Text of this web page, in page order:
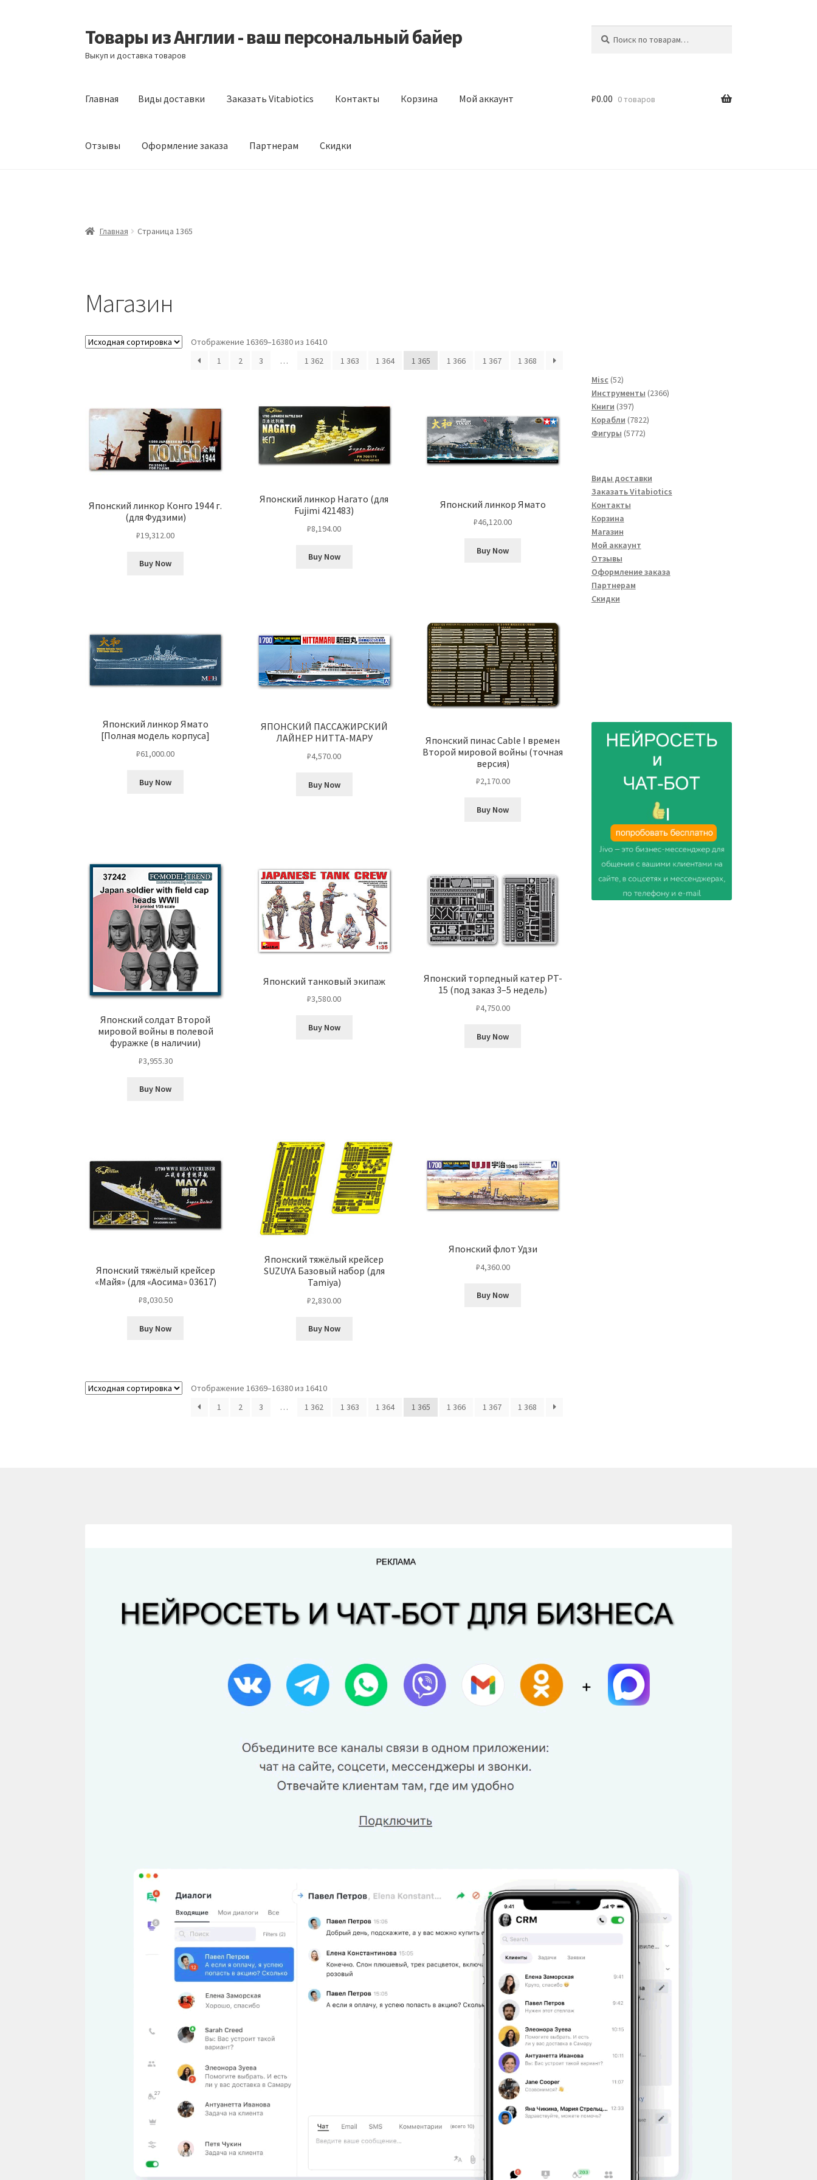
Перейти
к
навигации
Перейти
к
содержимому
Товары из Англии - ваш персональный байер
Выкуп и доставка товаров
Главная Виды доставки Заказать Vitabiotics Контакты Корзина Мой аккаунт
Отзывы Оформление заказа Партнерам Скидки
₽0.00 0 товаров
Главная Страница 1365
Магазин
Отображение 16369–16380 из 16410
1
2 3 … 1 362 1 363 1 364 1 365 1 366 1 367 1 368
Японский линкор Конго 1944 г.
(для Фудзими)
₽19,312.00
Buy Now
Японский линкор Нагато (для
Fujimi 421483)
₽8,194.00
Buy Now
Японский линкор Ямато
₽46,120.00
Buy Now
Японский линкор Ямато
[Полная модель корпуса]
₽61,000.00
Buy Now
ЯПОНСКИЙ ПАССАЖИРСКИЙ
ЛАЙНЕР НИТТА-МАРУ
₽4,570.00
Buy Now
Японский пинас Cable I времен
Второй мировой войны (точная
версия)
₽2,170.00
Buy Now
Японский солдат Второй
мировой войны в полевой
фуражке (в наличии)
₽3,955.30
Buy Now
Японский танковый экипаж
₽3,580.00
Buy Now
Японский торпедный катер PT-
15 (под заказ 3–5 недель)
₽4,750.00
Buy Now
Японский тяжёлый крейсер
«Майя» (для «Аосима» 03617)
₽8,030.50
Buy Now
Японский тяжёлый крейсер
SUZUYA Базовый набор (для
Tamiya)
₽2,830.00
Buy Now
Японский флот Удзи
₽4,360.00
Buy Now
Отображение 16369–16380 из 16410
1
2 3 … 1 362 1 363 1 364 1 365 1 366 1 367 1 368
Misc 5252
товара
Инструменты 23662366
Книги 397397
товаров
Корабли 78227822
Фигуры 57725772
Виды доставки
Заказать Vitabiotics
Контакты
Корзина
Магазин
Мой аккаунт
Отзывы
Оформление заказа
Партнерам
Скидки